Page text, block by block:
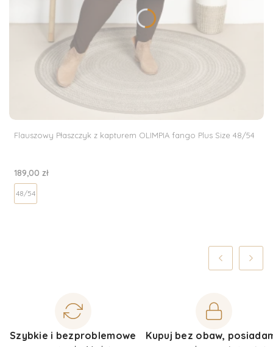
Flauszowy Płaszczyk z kapturem OLIMPIA fango Plus Size 48/54
Cena
189,00 zł
48/54
Szybkie i bezproblemowe
Kupuj bez obaw,